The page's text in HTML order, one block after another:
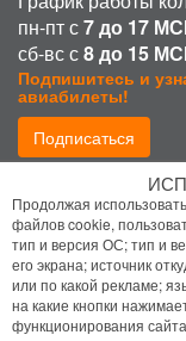
пн-пт с7 до 17
сб-вс с8 до 15
Подпишитесь и
авиабилеты!
Подписаться
Присоединиться:
Продолжая
файлов cookie,
тип и версия ОС; тип и
его экрана; источник
или по какой рекламе;
на какие кнопки
функционирования